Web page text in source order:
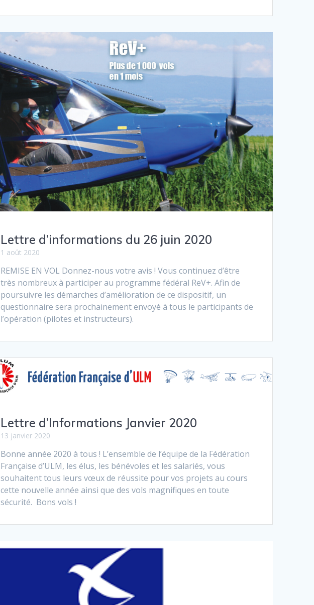
Lettre d’informations du 26 juin 2020
1 août 2020
REMISE EN VOL Donnez-nous votre avis ! Vous continuez d’être
très nombreux à participer au programme fédéral ReV+. Afin de
poursuivre les démarches d’amélioration de ce dispositif, un
questionnaire sera prochainement envoyé à tous le participants de
l’opération (pilotes et instructeurs).
Lettre d’Informations Janvier 2020
13 janvier 2020
Bonne année 2020 à tous ! L’ensemble de l’équipe de la Fédération
Française d’ULM, les élus, les bénévoles et les salariés, vous
souhaitent tous leurs vœux de réussite pour vos projets au cours
cette nouvelle année ainsi que des vols magnifiques en toute
sécurité. Bons vols !